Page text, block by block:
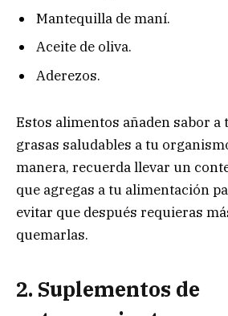
Mantequilla de maní.
Aceite de oliva.
Aderezos.
Estos alimentos añaden sabor a
grasas saludables a tu
manera, recuerda llevar un
que agregas a tu alimentación
evitar que después requieras
quemarlas.
2. Suplementos de